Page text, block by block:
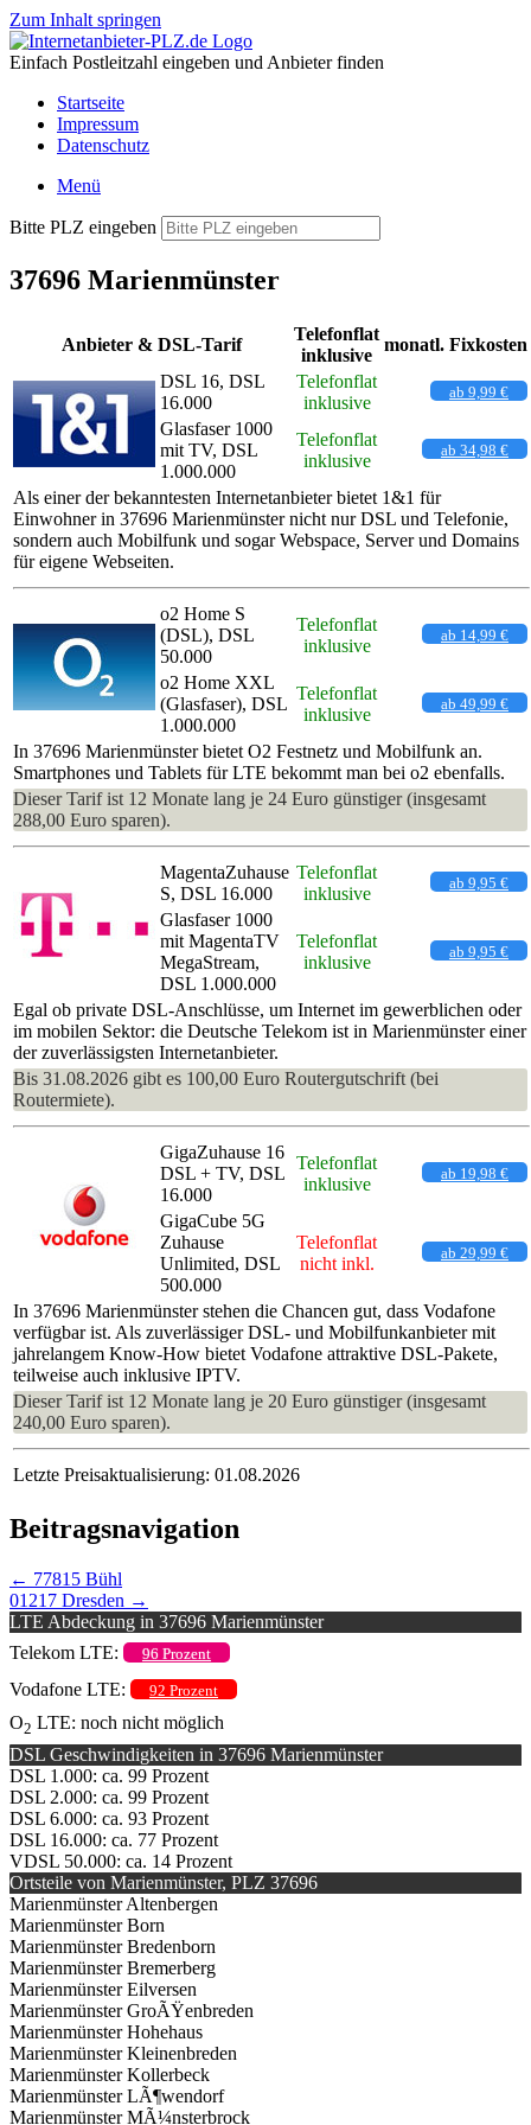
Zum Inhalt springen
Einfach Postleitzahl eingeben und Anbieter finden
Startseite
Impressum
Datenschutz
Menü
Bitte PLZ eingeben
37696 Marienmünster
Anbieter & DSL-Tarif
Telefonflat
inklusive
monatl. Fixkosten
DSL 16, DSL
16.000
Telefonflat
inklusive
ab 9,99 €
Glasfaser 1000
mit TV, DSL
1.000.000
Telefonflat
inklusive
ab 34,98 €
Als einer der bekanntesten Internetanbieter bietet 1&1 für
Einwohner in 37696 Marienmünster nicht nur DSL und Telefonie,
sondern auch Mobilfunk und sogar Webspace, Server und Domains
für eigene Webseiten.
o2 Home S
(DSL), DSL
50.000
Telefonflat
inklusive
ab 14,99 €
o2 Home XXL
(Glasfaser), DSL
1.000.000
Telefonflat
inklusive
ab 49,99 €
In 37696 Marienmünster bietet O2 Festnetz und Mobilfunk an.
Smartphones und Tablets für LTE bekommt man bei o2 ebenfalls.
Dieser Tarif ist 12 Monate lang je 24 Euro günstiger (insgesamt
288,00 Euro sparen).
MagentaZuhause
S, DSL 16.000
Telefonflat
inklusive
ab 9,95 €
Glasfaser 1000
mit MagentaTV
MegaStream,
DSL 1.000.000
Telefonflat
inklusive
ab 9,95 €
Egal ob private DSL-Anschlüsse, um Internet im gewerblichen oder
im mobilen Sektor: die Deutsche Telekom ist in Marienmünster einer
der zuverlässigsten Internetanbieter.
Bis 31.08.2026 gibt es 100,00 Euro Routergutschrift (bei
Routermiete).
GigaZuhause 16
DSL + TV, DSL
16.000
Telefonflat
inklusive
ab 19,98 €
GigaCube 5G
Zuhause
Unlimited, DSL
500.000
Telefonflat
nicht inkl.
ab 29,99 €
In 37696 Marienmünster stehen die Chancen gut, dass Vodafone
verfügbar ist. Als zuverlässiger DSL- und Mobilfunkanbieter mit
jahrelangem Know-How bietet Vodafone attraktive DSL-Pakete,
teilweise auch inklusive IPTV.
Dieser Tarif ist 12 Monate lang je 20 Euro günstiger (insgesamt
240,00 Euro sparen).
Letzte Preisaktualisierung: 01.08.2026
Beitragsnavigation
← 77815 Bühl
01217 Dresden →
LTE Abdeckung in 37696 Marienmünster
Telekom LTE:
96 Prozent
Vodafone LTE: 92 Prozent
O2 LTE: noch nicht möglich
DSL Geschwindigkeiten in 37696 Marienmünster
DSL 1.000: ca. 99 Prozent
DSL 2.000: ca. 99 Prozent
DSL 6.000: ca. 93 Prozent
DSL 16.000: ca. 77 Prozent
VDSL 50.000: ca. 14 Prozent
Ortsteile von Marienmünster, PLZ 37696
Marienmünster Altenbergen
Marienmünster Born
Marienmünster Bredenborn
Marienmünster Bremerberg
Marienmünster Eilversen
Marienmünster GroÃŸenbreden
Marienmünster Hohehaus
Marienmünster Kleinenbreden
Marienmünster Kollerbeck
Marienmünster LÃ¶wendorf
Marienmünster MÃ¼nsterbrock